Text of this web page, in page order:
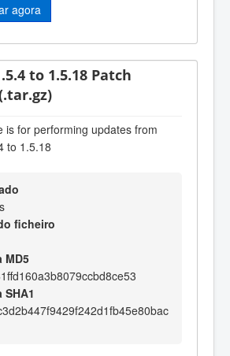
agora
to 1.5.18 Patch
is for performing updates from
to 1.5.18
ficheiro
MD5